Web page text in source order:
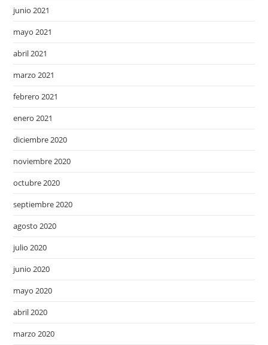
junio 2021
mayo 2021
abril 2021
marzo 2021
febrero 2021
enero 2021
diciembre 2020
noviembre 2020
octubre 2020
septiembre 2020
agosto 2020
julio 2020
junio 2020
mayo 2020
abril 2020
marzo 2020